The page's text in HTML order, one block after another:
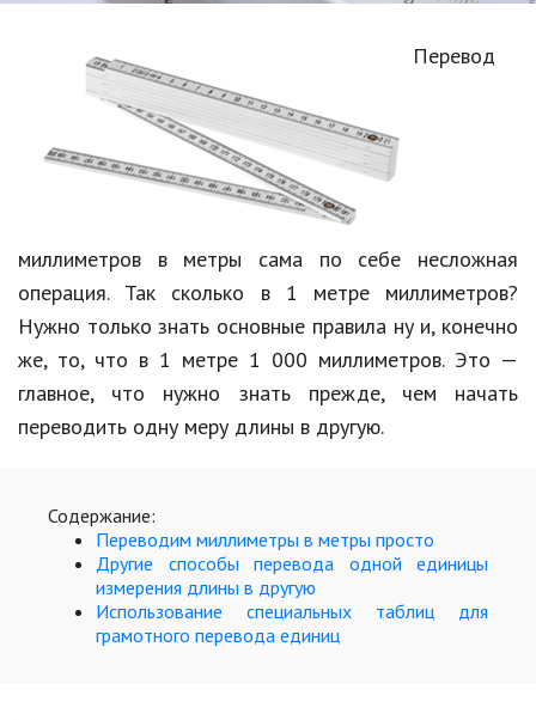
Знаменитости
Статьи
Красота и здоровье
Hi-Tech. Интернет
Авто, мото
Дом и сад
Спорт и фитнес
Психология и отношения
Творчество и рукоделие
Перевод
миллиметров в метры сама по себе несложная
операция. Так сколько в 1 метре миллиметров?
Нужно только знать основные правила ну и, конечно
же, то, что в 1 метре 1 000 миллиметров. Это —
главное, что нужно знать прежде, чем начать
переводить одну меру длины в другую.
Содержание:
Переводим миллиметры в метры просто
Другие способы перевода одной единицы
измерения длины в другую
Использование специальных таблиц для
грамотного перевода единиц